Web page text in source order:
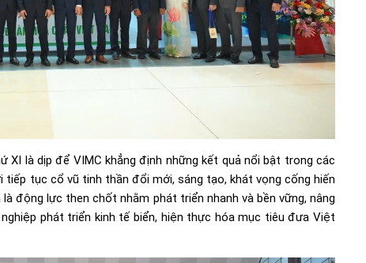
là dịp để VIMC khẳng định những kết quả nổi bật trong các
tục cổ vũ tinh thần đổi mới, sáng tạo, khát vọng cống hiến
động lực then chốt nhằm phát triển nhanh và bền vững, nâng
phát triển kinh tế biển, hiện thực hóa mục tiêu đưa Việt